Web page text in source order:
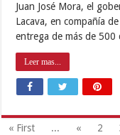
Juan José Mora, el
Lacava, en compañía
entrega de más de 500
Leer mas...
« First ... « 2